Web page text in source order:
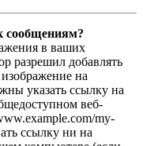
сообщениям?
в ваших
разрешил добавлять
на
указать ссылку на
веб-
my-
ссылку ни на